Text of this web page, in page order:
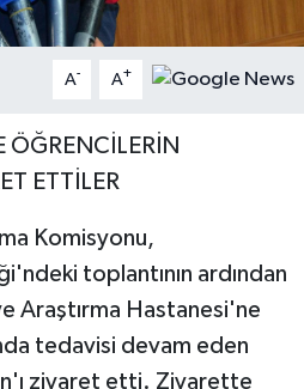
A- A+
ÖĞRENCİLERİN
ETTİLER
Komisyonu,
toplantının ardından
Araştırma Hastanesi'ne
tedavisi devam eden
ziyaret etti. Ziyarette